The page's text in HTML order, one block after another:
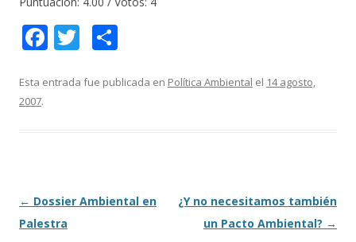
F
e
k
T
itt m
r
Esta entrada fue publicada en Política Ambiental el 14 agosto,
2007.
Navegación
de
← Dossier Ambiental en
Palestra
¿Y no necesitamos también
un Pacto Ambiental? →